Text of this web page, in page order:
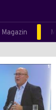
Magazin
1